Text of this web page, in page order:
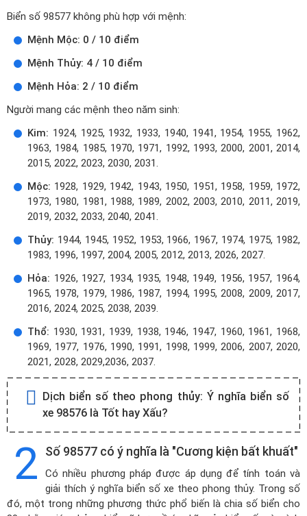
Biển số 98577 không phù hợp với mệnh:
Mệnh Mộc: 0 / 10 điểm
Mệnh Thủy: 4 / 10 điểm
Mệnh Hỏa: 2 / 10 điểm
Người mang các mệnh theo năm sinh:
Kim: 1924, 1925, 1932, 1933, 1940, 1941, 1954, 1955, 1962,
1963, 1984, 1985, 1970, 1971, 1992, 1993, 2000, 2001, 2014,
2015, 2022, 2023, 2030, 2031.
Mộc: 1928, 1929, 1942, 1943, 1950, 1951, 1958, 1959, 1972,
1973, 1980, 1981, 1988, 1989, 2002, 2003, 2010, 2011, 2019,
2019, 2032, 2033, 2040, 2041.
Thủy: 1944, 1945, 1952, 1953, 1966, 1967, 1974, 1975, 1982,
1983, 1996, 1997, 2004, 2005, 2012, 2013, 2026, 2027.
Hỏa: 1926, 1927, 1934, 1935, 1948, 1949, 1956, 1957, 1964,
1965, 1978, 1979, 1986, 1987, 1994, 1995, 2008, 2009, 2017,
2016, 2024, 2025, 2038, 2039.
Thổ: 1930, 1931, 1939, 1938, 1946, 1947, 1960, 1961, 1968,
1969, 1977, 1976, 1990, 1991, 1998, 1999, 2006, 2007, 2020,
2021, 2028, 2029,2036, 2037.
Dịch biển số theo phong thủy: Ý nghĩa biển số
xe 98576 là Tốt hay Xấu?
2 Số 98577 có ý nghĩa là "Cương kiện bất khuất"
Có nhiều phương pháp được áp dụng để tính toán và
giải thích ý nghĩa biển số xe theo phong thủy. Trong số
đó, một trong những phương thức phổ biến là chia số biển cho